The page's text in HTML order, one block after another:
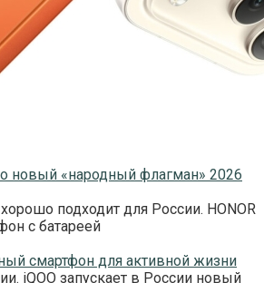
новый «народный флагман» 2026
подходит для России. HONOR
с батареей
смартфон для активной жизни
iQOO запускает в России новый